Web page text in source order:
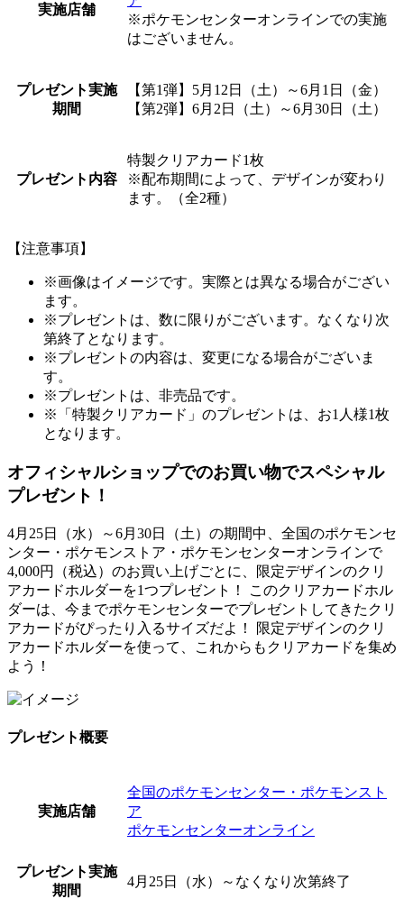
実施店舗
※ポケモンセンターオンラインでの実施
はございません。
プレゼント実施
期間
【第1弾】5月12日（土）～6月1日（金）
【第2弾】6月2日（土）～6月30日（土）
プレゼント内容
特製クリアカード1枚
※配布期間によって、デザインが変わり
ます。（全2種）
【注意事項】
※画像はイメージです。実際とは異なる場合がござい
ます。
※プレゼントは、数に限りがございます。なくなり次
第終了となります。
※プレゼントの内容は、変更になる場合がございま
す。
※プレゼントは、非売品です。
※「特製クリアカード」のプレゼントは、お1人様1枚
となります。
オフィシャルショップでのお買い物でスペシャル
プレゼント！
4月25日（水）～6月30日（土）の期間中、全国のポケモンセ
ンター・ポケモンストア・ポケモンセンターオンラインで
4,000円（税込）のお買い上げごとに、限定デザインのクリ
アカードホルダーを1つプレゼント！ このクリアカードホル
ダーは、今までポケモンセンターでプレゼントしてきたクリ
アカードがぴったり入るサイズだよ！ 限定デザインのクリ
アカードホルダーを使って、これからもクリアカードを集め
よう！
プレゼント概要
実施店舗
全国のポケモンセンター・ポケモンスト
ア
ポケモンセンターオンライン
プレゼント実施
期間
4月25日（水）～なくなり次第終了